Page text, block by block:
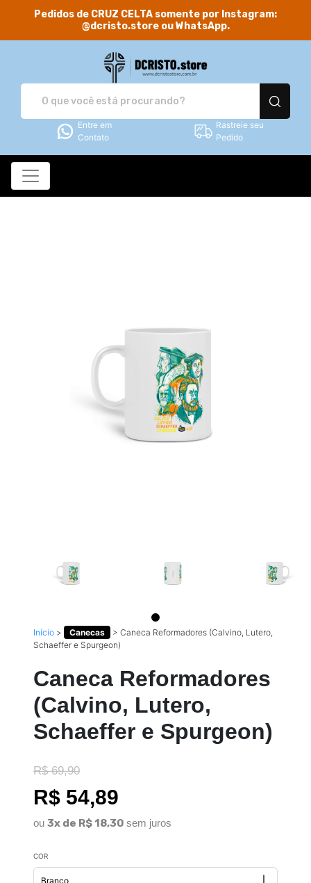
Pedidos de CRUZ CELTA somente por Instagram:
@dcristo.store ou WhatsApp.
Entre em
Contato
Rastreie seu
Pedido
Início > Canecas > Caneca Reformadores (Calvino, Lutero,
Schaeffer e Spurgeon)
Caneca Reformadores
(Calvino, Lutero,
Schaeffer e Spurgeon)
R$ 69,90
R$ 54,89
ou 3x de R$ 18,30 sem juros
COR